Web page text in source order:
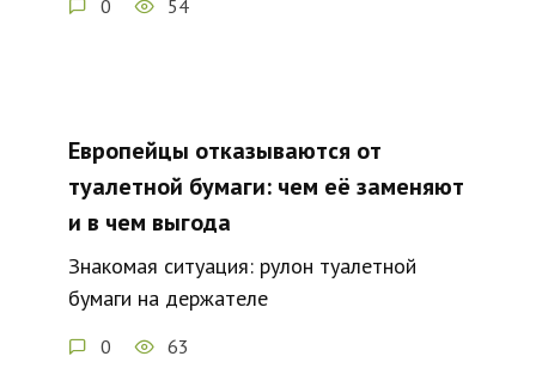
0 54
Европейцы отказываются от
туалетной бумаги: чем её заменяют
и в чем выгода
Знакомая ситуация: рулон туалетной
бумаги на держателе
0 63